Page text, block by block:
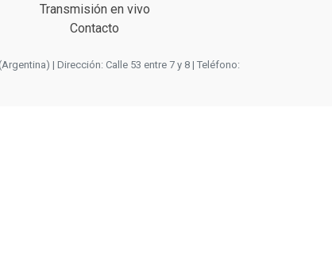
Transmisión en vivo
Contacto
| Dirección: Calle 53 entre 7 y 8 | Teléfono: